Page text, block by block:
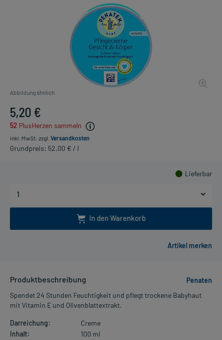
Abbildung ähnlich
5,20 €
52 PlusHerzen sammeln
inkl. MwSt. zzgl. Versandkosten
Grundpreis: 52,00 € / l
Lieferbar
In den Warenkorb
Produktbeschreibung
Penaten
Spendet 24 Stunden Feuchtigkeit und pflegt trockene Babyhaut
mit Vitamin E und Olivenblattextrakt.
Darreichung:
Creme
Inhalt:
100 ml